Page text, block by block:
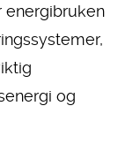
energibruken
og